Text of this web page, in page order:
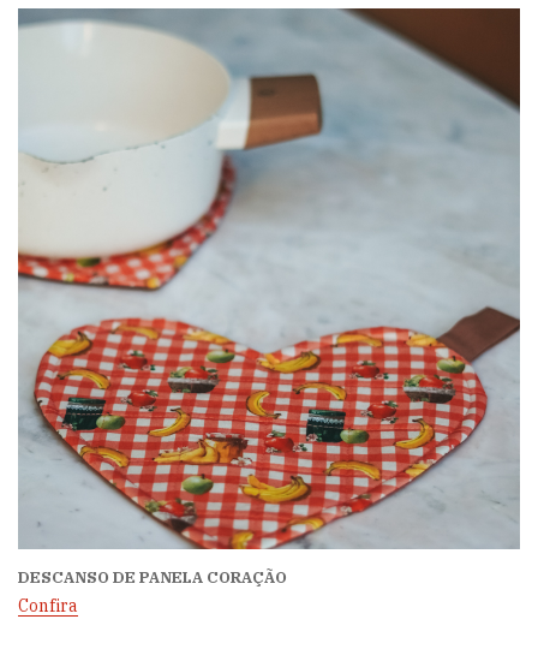
DESCANSO DE PANELA CORAÇÃO
Confira